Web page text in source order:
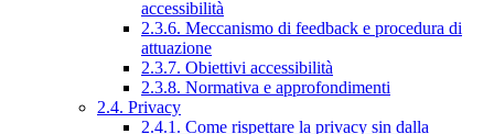
accessibilità
2.3.6. Meccanismo di feedback e procedura di
attuazione
2.3.7. Obiettivi accessibilità
2.3.8. Normativa e approfondimenti
2.4. Privacy
2.4.1. Come rispettare la privacy sin dalla